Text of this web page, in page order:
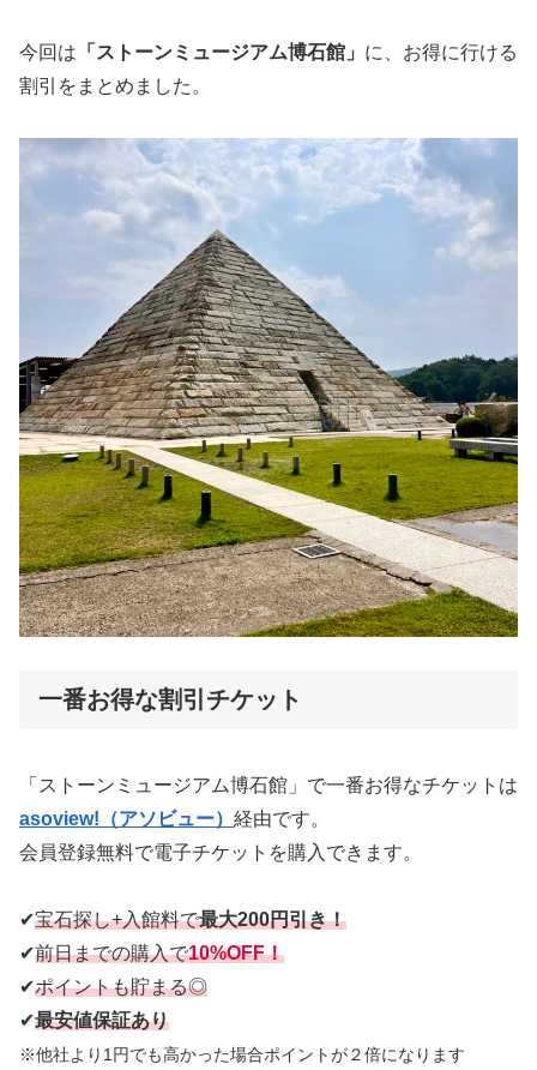
今回は 「ストーンミュージアム博石館」 に、お得に行ける
割引をまとめました。
一番お得な割引チケット
「ストーンミュージアム博石館」で一番お得なチケットは
asoview!（アソビュー） 経由です。
会員登録無料で電子チケットを購入できます。
✔︎宝石探し+入館料で最大200円引き！
✔︎前日までの購入で10%OFF！
✔︎ポイントも貯まる◎
✔︎最安値保証あり
※他社より1円でも高かった場合ポイントが２倍になります